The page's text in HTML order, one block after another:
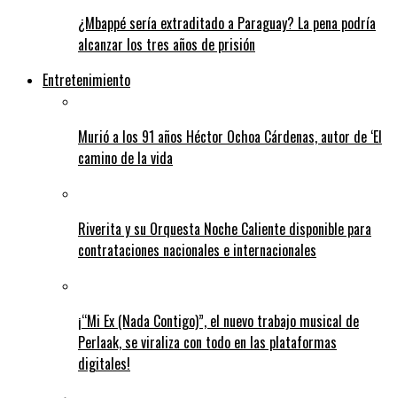
¿Mbappé sería extraditado a Paraguay? La pena podría
alcanzar los tres años de prisión
Entretenimiento
Murió a los 91 años Héctor Ochoa Cárdenas, autor de ‘El
camino de la vida
Riverita y su Orquesta Noche Caliente disponible para
contrataciones nacionales e internacionales
¡“Mi Ex (Nada Contigo)”, el nuevo trabajo musical de
Perlaak, se viraliza con todo en las plataformas
digitales!